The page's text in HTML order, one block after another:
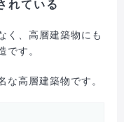
れている
く、高層建築物にも
す。
高層建築物です。